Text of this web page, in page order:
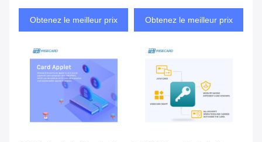
Obtenez le meilleur prix Obtenez le meilleur prix